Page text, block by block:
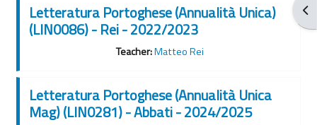
Letteratura Portoghese (Annualità Unica)
(LIN0086) - Rei - 2022/2023
Teacher:Matteo Rei
Letteratura Portoghese (Annualità Unica
Mag) (LIN0281) - Abbati - 2024/2025